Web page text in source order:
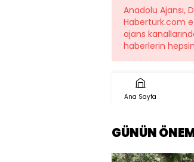
Anadolu Ajansı,
Haberturk.com
ajans
haberlerin
Ana Sayfa
GÜNÜN